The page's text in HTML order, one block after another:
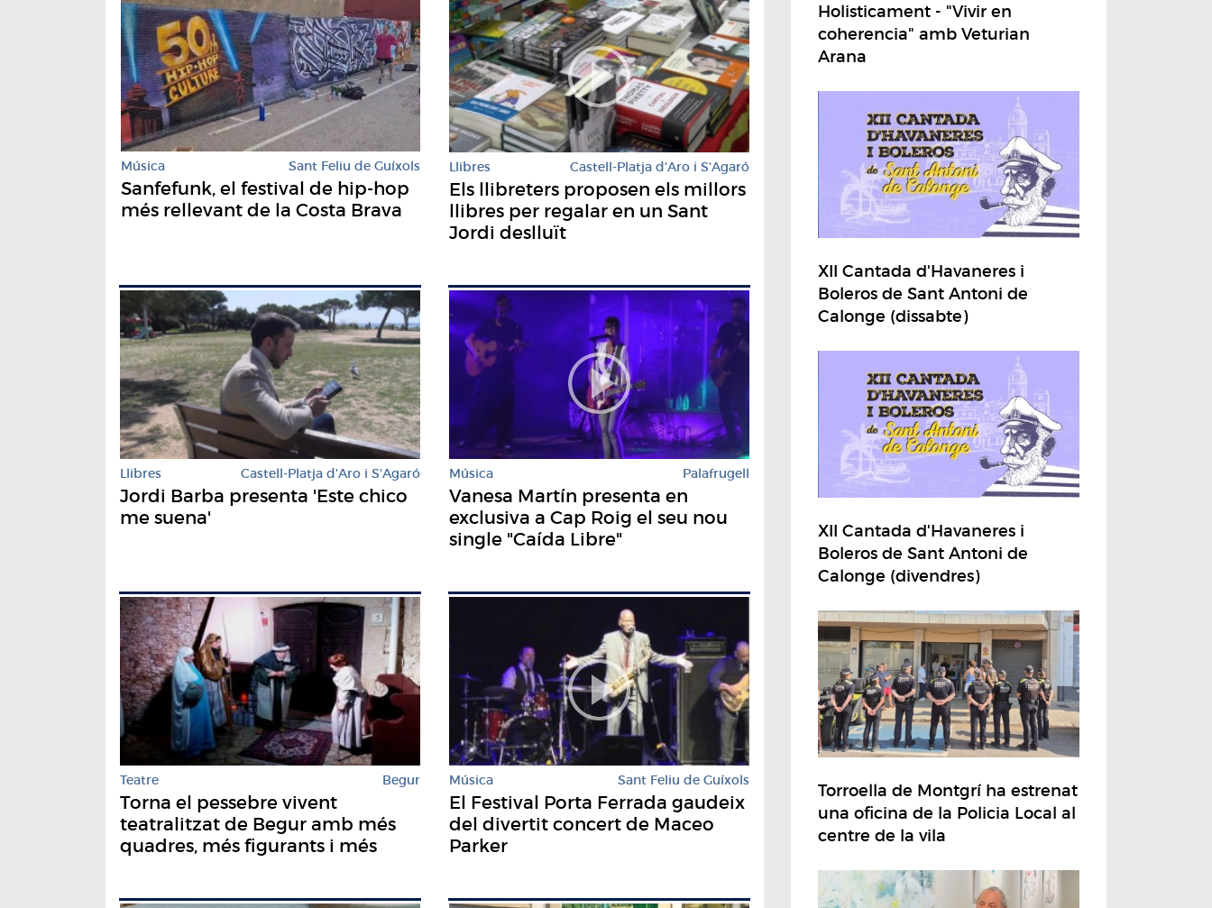
Música Sant Feliu de Guíxols
Sanfefunk, el festival de hip-hop
més rellevant de la Costa Brava
Llibres Castell-Platja d'Aro i S'Agaró
Els llibreters proposen els millors
llibres per regalar en un Sant
Jordi deslluït
Llibres Castell-Platja d'Aro i S'Agaró
Jordi Barba presenta 'Este chico
me suena'
Música Palafrugell
Vanesa Martín presenta en
exclusiva a Cap Roig el seu nou
single "Caída Libre"
Teatre Begur
Torna el pessebre vivent
teatralitzat de Begur amb més
quadres, més figurants i més
Música Sant Feliu de Guíxols
El Festival Porta Ferrada gaudeix
del divertit concert de Maceo
Parker
Holisticament - "Vivir en
coherencia" amb Veturian
Arana
XII Cantada d'Havaneres i
Boleros de Sant Antoni de
Calonge (dissabte)
XII Cantada d'Havaneres i
Boleros de Sant Antoni de
Calonge (divendres)
Torroella de Montgrí ha estrenat
una oficina de la Policia Local al
centre de la vila